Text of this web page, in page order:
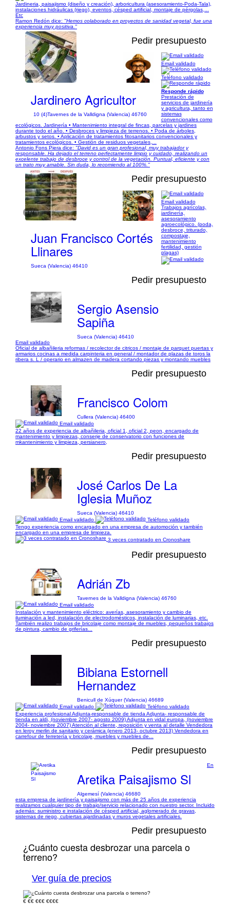
Jardineria, paisajismo (diseño y creación), arboricultura (asesoramiento-Poda-Tala),
instalaciones hidráulicas (riego), eventos, césped artificial, montaje de pérgolas,...
Etc
Ramon Redón dice: "Hemos colaborado en proyectos de sanidad vegetal, fue una
experiencia muy positiva."
1/6
Pedir presupuesto
Jardinero Agricultor
10 (4)Tavernes de la Valldigna (Valencia) 46760
Email validado
Teléfono validado
Responde rápido
Prestación de
servicios de jardinería
y agricultura, tanto en
sistemas
convencionales como
ecológicos. Jardinería • Mantenimiento integral de fincas, parcelas y jardines
durante todo el año. • Desbroces y limpieza de terrenos. • Poda de árboles,
arbustos y setos. • Aplicación de tratamientos fitosanitarios convencionales y
tratamientos ecológicos. • Gestión de residuos vegetales,...
Antonio Fons Piera dice: "David es un gran profesional, muy trabajador y
responsable. Ha dejado el terreno perfectamente limpio y cuidado, realizando un
excelente trabajo de desbroce y control de la vegetación. Puntual, eficiente y con
un trato muy amable. Sin duda, lo recomiendo al 100%."
1/4
Pedir presupuesto
Juan Francisco Cortés
Llinares
Sueca (Valencia) 46410
Email validado
Trabajos agrícolas,
jardinería,
asesoramiento
agroecológico. (poda,
desbroce, triturado,
compostaje,
mantenimiento
fertilidad, gestión
plagas)
Pedir presupuesto
Sergio Asensio
Sapiña
Sueca (Valencia) 46410
Email validado
Oficial de albañileria reformas / recolector de citricos / montaje de parquet puertas y
armarios cocinas a medida carpinteria en general / montador de plazas de toros la
ribera s. L / operario en almazen de madera cortando piezas y montando muebles
Pedir presupuesto
Francisco Colom
Cullera (Valencia) 46400
Email validado
22 años de experiencia de albañileria, oficial 1, oficial 2, peon, encargado de
mantenimiento y limpiezas, conserje de conservatorio con funciones de
mkantenimiento y limpieza, persianero,
Pedir presupuesto
José Carlos De La
Iglesia Muñoz
Sueca (Valencia) 46410
Email validado
Teléfono validado
Tengo experiencia como encargado en una empresa de automoción y también
encargado en una empresa de limpieza.
3 veces contratado en Cronoshare
Pedir presupuesto
Adrián Zb
Tavernes de la Valldigna (Valencia) 46760
Email validado
Instalación y mantenimiento eléctrico: averías, asesoramiento y cambio de
iluminación a led, instalación de electrodomésticos, instalación de luminarias, etc.
También realizo trabajos de bricolaje como montaje de muebles, pequeños trabajos
de pintura, cambio de griferías...
Pedir presupuesto
Bibiana Estornell
Hernandez
Benicull de Xúquer (Valencia) 46689
Email validado
Teléfono validado
Experiencia profesional Adjunta-responsable de tienda Adjunta- responsable de
tienda en aldi, (noviembre 2007- agosto 2009) Adjunta en vidal europa, (noviembre
2004- noviembre 2007) Atención al cliente, reposición y venta al detalle Vendedora
en leroy merlin de sanitario y cerámica (enero 2013- octubre 2013) Vendedora en
carrefour de ferretería y bricolaje, muebles y muebles de...
Pedir presupuesto
Aretika Paisajismo Sl
Algemesí (Valencia) 46680
En
esta empresa de jardinería y paisajismo con más de 25 años de experiencia
realizamos cualquier tipo de trabajo/servicio relacionado con nuestro sector. Incluido
además: suministro e instalación de césped artificial, aglomerado de gravas,
sistemas de riego, cubiertas ajardinadas y muros vegetales artificiales.
Pedir presupuesto
¿Cuánto cuesta desbrozar una parcela o
terreno?
Ver guía de precios
€ €€ €€€ €€€€